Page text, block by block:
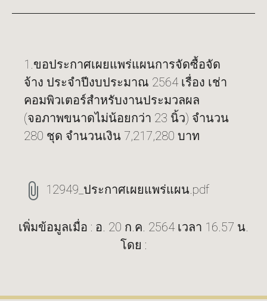
1.ขอประกาศเผยแพร่แผนการจัดซื้อจัด
จ้าง ประจำปีงบประมาณ 2564 เรื่อง เช่า
คอมพิวเตอร์สำหรับงานประมวลผล
(จอภาพขนาดไม่น้อยกว่า 23 นิ้ว) จำนวน
280 ชุด จำนวนเงิน 7,217,280 บาท
12949_ประกาศเผยแพร่แผน.pdf
เพิ่มข้อมูลเมื่อ : อ. 20 ก.ค. 2564 เวลา 16.57 น.
โดย :